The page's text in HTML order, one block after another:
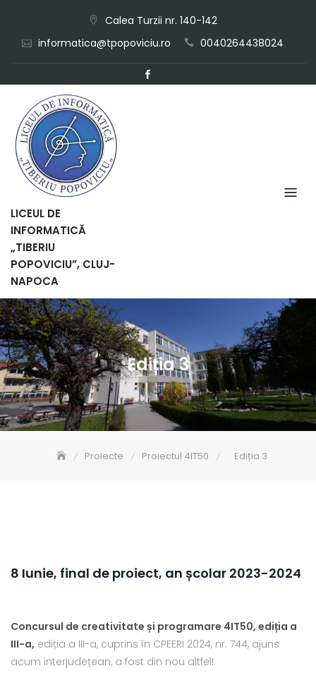
content
Calea Turzii nr. 140-142
informatica@tpopoviciu.ro
0040264438024
LICEUL DE
INFORMATICĂ
„TIBERIU
POPOVICIU”, CLUJ-
NAPOCA
Ediția 3
Proiecte Proiectul 4IT50 Ediția 3
8 Iunie, final de proiect, an școlar 2023-2024
Concursul de creativitate și programare 4IT50, ediția a
III-a, ediția a III-a, cuprins în CPEERI 2024, nr. 744, ajuns
acum interjudețean, a fost din nou altfel!